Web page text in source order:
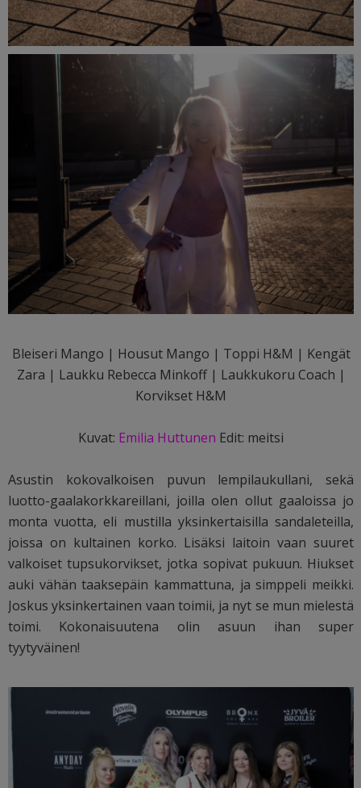
Bleiseri Mango | Housut Mango | Toppi H&M | Kengät
Zara | Laukku Rebecca Minkoff | Laukkukoru Coach |
Korvikset H&M
Kuvat: Emilia Huttunen Edit: meitsi
Asustin kokovalkoisen puvun lempilaukullani, sekä
luotto-gaalakorkkareillani, joilla olen ollut gaaloissa jo
monta vuotta, eli mustilla yksinkertaisilla sandaleteilla,
joissa on kultainen korko. Lisäksi laitoin vaan suuret
valkoiset tupsukorvikset, jotka sopivat pukuun. Hiukset
auki vähän taaksepäin kammattuna, ja simppeli meikki.
Joskus yksinkertainen vaan toimii, ja nyt se mun mielestä
toimi. Kokonaisuutena olin asuun ihan super
tyytyväinen!